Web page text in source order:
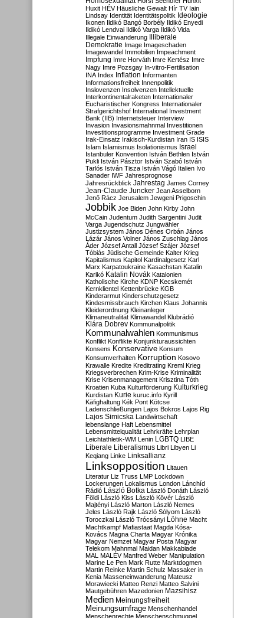
Huxit HÉV Häusliche Gewalt Hír TV Iain
Lindsay Identität Identitätspolitik Ideologie
Ikonen Ildikó Bangó Borbély Ildikó Enyedi
Ildikó Lendvai Ildikó Varga Ildikó Vida
Illegale Einwanderung Illiberale
Demokratie Image Imageschaden
Imagewandel Immobilien Impeachment
Impfung Imre Horváth Imre Kertész Imre
Nagy Imre Pozsgay In-vitro-Fertilisation
INA Index Inflation Informanten
Informationsfreiheit Innenpolitik
Inslovenzen Insolvenzen Intellektuelle
Interkontinentalraketen Internationaler
Eucharistischer Kongress Internationaler
Strafgerichtshof International Investment
Bank (IIB) Internetsteuer Interview
Invasion Invasionsmahnmal Investitionen
Investitionsprogramme Investment Grade
Irak-Einsatz Irakisch-Kurdistan Iran IS ISIS
Islam Islamismus Isolationismus Israel
Istanbuler Konvention István Bethlen István
Pukli István Pásztor István Szabó István
Tarlós István Tisza István Vágó Italien Ivo
Sanader IWF Jahresprognose
Jahresrückblick Jahrestag James Corney
Jean-Claude Juncker Jean Asselborn
Jenő Rácz Jerusalem Jewgeni Prigoschin
Jobbik Joe Biden John Kirby John
McCain Judentum Judith Sargentini Judit
Varga Jugendschutz Jungwähler
Justizsystem János Dénes Orbán János
Lázár János Volner János Zuschlag János
Áder József Antall József Szájer József
Tóbiás Jüdische Gemeinde Kalter Krieg
Kapitalismus Kapitol Kardinalgesetz Karl
Marx Karpatoukraine Kasachstan Katalin
Karikó Katalin Novák Katalonien
Katholische Kirche KDNP Kecskemét
Kernklientel Kettenbrücke KGB
Kinderarmut Kinderschutzgesetz
Kindesmissbrauch Kirchen Klaus Johannis
Kleiderordnung Kleinanleger
Klimaneutralität Klimawandel Klubrádió
Klára Dobrev Kommunalpolitik
Kommunalwahlen Kommunismus
Konflikt Konflikte Konjunkturaussichten
Konsens Konservative Konsum
Konsumverhalten Korruption Kosovo
Krawalle Kredite Kreditrating Kreml Krieg
Kriegsverbrechen Krim-Krise Kriminalität
Krise Krisenmanagement Krisztina Tóth
Kroatien Kuba Kulturförderung Kulturkrieg
Kurdistan Kurie kuruc.info Kyrill
Käfighaltung Kék Pont Kötcse
Ladenschließungen Lajos Bokros Lajos Rig
Lajos Simicska Landwirtschaft
lebenslange Haft Lebensmittel
Lebensmittelqualität Lehrkräfte Lehrplan
Leichtathletik-WM Lenin LGBTQ LIBE
Liberale Liberalismus Libri Libyen Li
Keqiang Linke Linksallianz
Linksopposition Litauen
Literatur Liz Truss LMP Lockdown
Lockerungen Lokalismus London Lánchíd
Rádió
László Botka László Donáth László
Földi László Kiss László Kövér László
Majtényi László Marton László Nemes
Jeles László Rajk László Sólyom László
Toroczkai László Trócsányi Löhne Macht
Machtkampf Mafiastaat Magda Kósa-
Kovács Magna Charta Magyar Krónika
Magyar Nemzet Magyar Posta Magyar
Telekom Mahnmal Maidan Makkabiade
MAL MALÉV Manfred Weber Manipulation
Marine Le Pen Mark Rutte Marktdogmen
Martin Reinke Martin Schulz Massaker in
Kenia Masseneinwanderung Mateusz
Morawiecki Matteo Renzi Matteo Salvini
Mautgebühren Mazedonien Mazsihisz
Medien Meinungsfreiheit
Meinungsumfrage Menschenhandel
Menschenrechte Menschenschmuggel